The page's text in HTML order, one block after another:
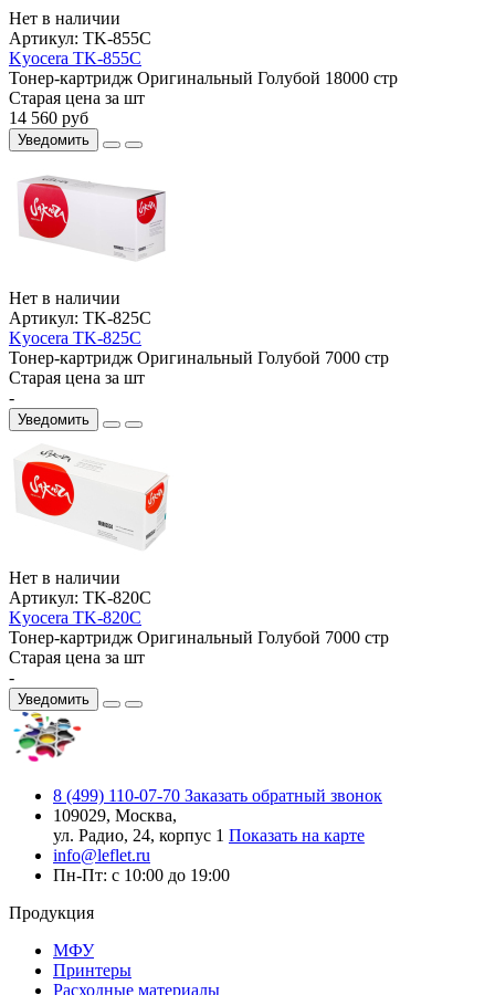
Нет в наличии
Артикул: TK-855C
Kyocera TK-855C
Тонер-картридж Оригинальный Голубой 18000 стр
Старая цена за шт
14 560 руб
Уведомить
Нет в наличии
Артикул: TK-825C
Kyocera TK-825C
Тонер-картридж Оригинальный Голубой 7000 стр
Старая цена за шт
-
Уведомить
Нет в наличии
Артикул: TK-820C
Kyocera TK-820C
Тонер-картридж Оригинальный Голубой 7000 стр
Старая цена за шт
-
Уведомить
8 (499) 110-07-70 Заказать обратный звонок
109029, Москва,
ул. Радио, 24, корпус 1 Показать на карте
info@leflet.ru
Пн-Пт: с 10:00 до 19:00
Продукция
МФУ
Принтеры
Расходные материалы